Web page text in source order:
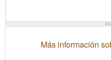
Más información